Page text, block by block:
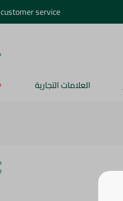
customer service
العلامات التجارية